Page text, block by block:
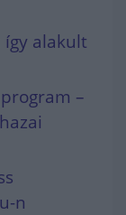
így alakult
–
n